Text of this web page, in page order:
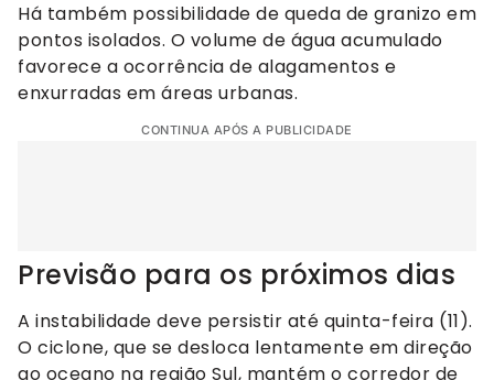
Há também possibilidade de queda de granizo em
pontos isolados. O volume de água acumulado
favorece a ocorrência de alagamentos e
enxurradas em áreas urbanas.
CONTINUA APÓS A PUBLICIDADE
Previsão para os próximos dias
A instabilidade deve persistir até quinta-feira (11).
O ciclone, que se desloca lentamente em direção
ao oceano na região Sul, mantém o corredor de